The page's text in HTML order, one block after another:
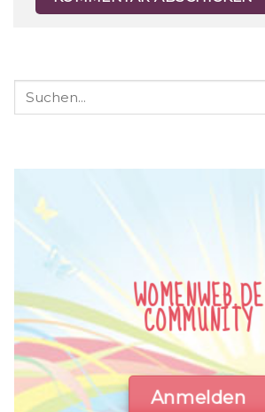
WOMENWEB.DE
COMMUNITY
Anmelden